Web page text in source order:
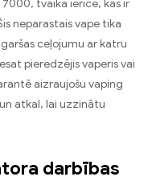
tvaika ierīce, kas ir
neparastais vape tika
ceļojumu ar katru
pieredzējis vaperis vai
aizraujošu vaping
atkal, lai uzzinātu
darbības